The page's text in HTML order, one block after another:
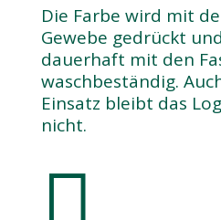
Die Farbe wird mit
Gewebe gedrückt
dauerhaft mit den
waschbeständig.
Einsatz bleibt das
nicht.